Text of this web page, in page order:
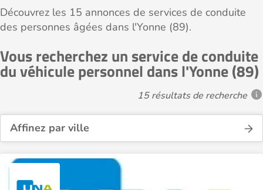
Découvrez les 15 annonces de services de conduite
des personnes âgées dans l'Yonne (89).
Vous recherchez un service de conduite
du véhicule personnel dans l'Yonne (89)
15 résultats de recherche
Affinez par ville